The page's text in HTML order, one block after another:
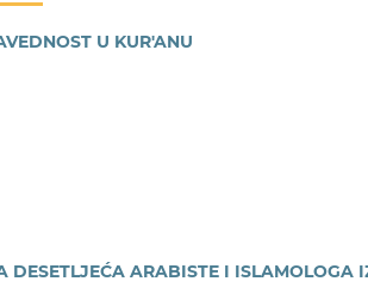
U KUR'ANU
DESETLJEĆA ARABISTE I ISLAMOLOGA